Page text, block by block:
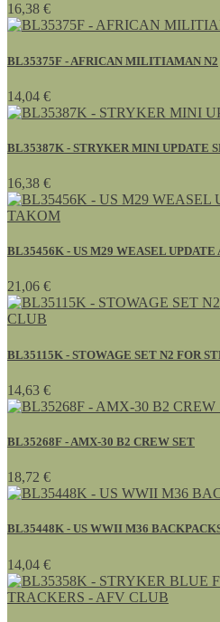
16,38 €
BL35375F - AFRICAN MILITIAMAN N2
14,04 €
BL35387K - STRYKER MINI UPDATE
16,38 €
BL35456K - US M29 WEASEL
21,06 €
BL35115K - STOWAGE SET N2 FOR
14,63 €
BL35268F - AMX-30 B2 CREW SET
18,72 €
BL35448K - US WWII M36
14,04 €